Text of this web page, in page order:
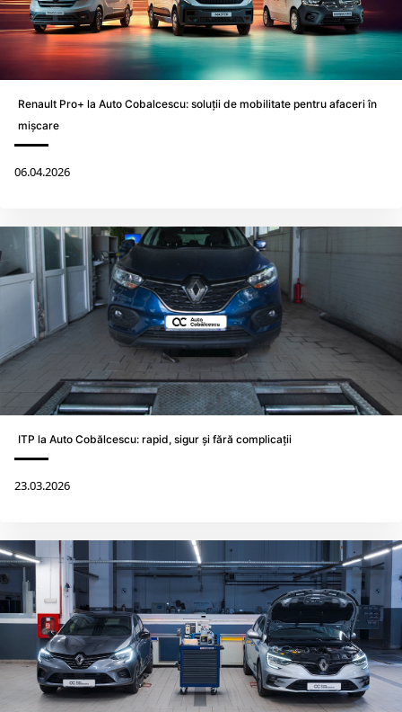
Renault Pro+ la Auto Cobalcescu: soluții de mobilitate pentru afaceri în
mișcare
06.04.2026
ITP la Auto Cobălcescu: rapid, sigur și fără complicații
23.03.2026